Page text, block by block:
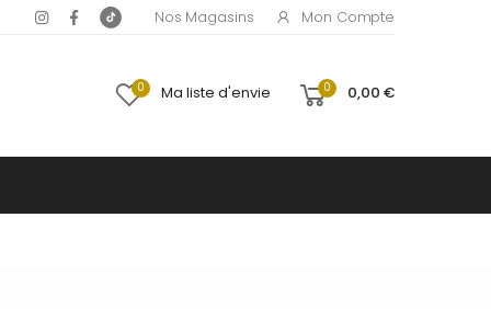
Nos Magasins Mon Compte
0 Ma liste d'envie 0 0,00 €